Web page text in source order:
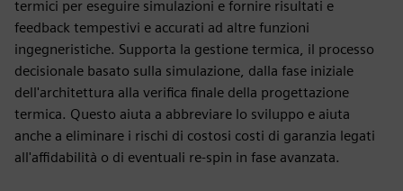
termici per eseguire simulazioni e fornire risultati e
feedback tempestivi e accurati ad altre funzioni
ingegneristiche. Supporta la gestione termica, il processo
decisionale basato sulla simulazione, dalla fase iniziale
dell'architettura alla verifica finale della progettazione
termica. Questo aiuta a abbreviare lo sviluppo e aiuta
anche a eliminare i rischi di costosi costi di garanzia legati
all'affidabilità o di eventuali re-spin in fase avanzata.